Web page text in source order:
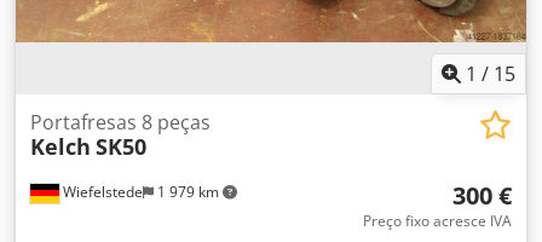
1 / 15
Wiefelstede 1 979 km
Portafresas 8 peças
Kelch SK50
300 €
Preço fixo acresce IVA